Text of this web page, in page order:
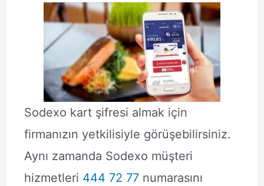
Sodexo kart şifresi almak için
firmanızın yetkilisiyle görüşebilirsiniz.
Aynı zamanda Sodexo müşteri
hizmetleri 444 72 77numarasını